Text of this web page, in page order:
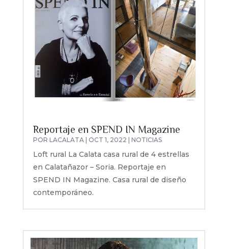
Reportaje en SPEND IN Magazine
POR LACALATA| OCT 1, 2022 NOTICIAS
Loft rural La Calata casa rural de 4 estrellas
en Calatañazor – Soria. Reportaje en
SPEND IN Magazine. Casa rural de diseño
contemporáneo.